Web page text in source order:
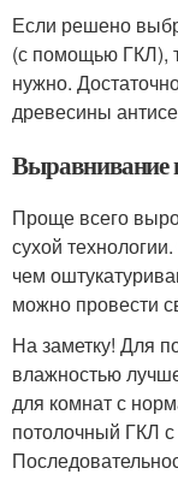
Если решено
(с помощью ГКЛ),
нужно.
древесины
Выравнивание
Проще всего
сухой
чем
можно провести
На заметку! Для
влажностью
для комнат с
потолочный ГКЛ